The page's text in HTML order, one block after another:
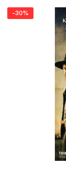
-30%